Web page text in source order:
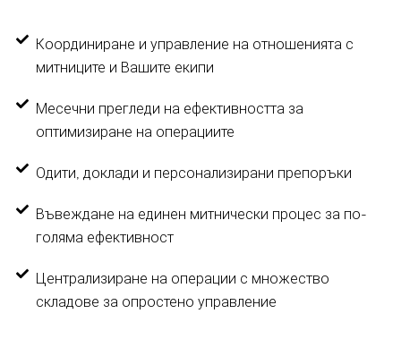
Координиране и управление на отношенията с
митниците и Вашите екипи
Месечни прегледи на ефективността за
оптимизиране на операциите
Одити, доклади и персонализирани препоръки
Въвеждане на единен митнически процес за по-
голяма ефективност
Централизиране на операции с множество
складове за опростено управление